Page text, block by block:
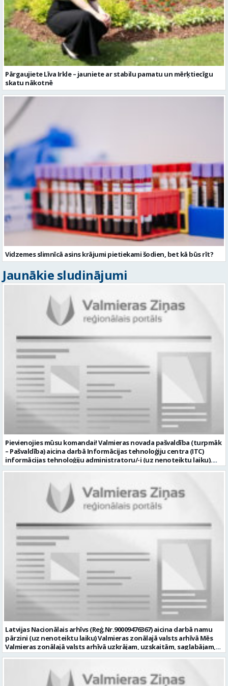
Pārgaujiete Līva Irkle – jauniete ar stabilu pamatu un mērķtiecīgu
skatu nākotnē
Vidzemes slimnīcā asins krājumi pietiekami šodien, bet kā būs rīt?
Jaunākie sludinājumi
Pievienojies mūsu komandai! Valmieras novada pašvaldība (turpmāk
– Pašvaldība) aicina darbā Informācijas tehnoloģiju centra (ITC)
informācijas tehnoloģiju administratoru/-i (uz nenoteiktu laiku).
Darba vieta: Rūjienas un Naukšēnu apvienību teritorijās Ja Tev ir
(turpmāk – IKT) saistīto problēmu pieteikumu pārvaldību un
operatīvu risināšanu; nodrošināt datortehnikas lietotāju atbalstu
un ar to saistīto problēmsituāciju risināšanu; uzstādīt, konfigurēt,
diagnosticēt un modernizēt Pašvaldības iestāžu datortehniku,
datortīklus un programmatūru, novērst kļūmes to darbībā;
kontrolēt ārējo pakalpojumu sniedzēju darbu izpildi Pašvaldības
iestādēs infrastruktūras uzturēšanā; sagatavot priekšlikumus par
IKT nomaiņu un efektīvāku izmantošanu; un ja Tev ir: vismaz vidējā
profesionālā izglītība informācijas tehnoloģiju jomā; darba
pieredze (ar informācijas tehnoloģijām saistītā jomā); izpratne par
datortehnikas un biroja tehnikas uzbūvi un problēmu risināšanas
secību; izpratne par datortīkla uzbūvi, tīkla iekārtu darbības
principiem; valsts valodas prasmes atbilstoši Valsts valodas likuma
prasībām; kompetences: ļoti labas organizatoriskās un saskarsmes
spējas, argumentācijas prasme; prasme patstāvīgi pieņemt
lēmumus; analītiskās spējas; augsta atbildības sajūta; precizitāte;
spēja strādāt individuāli un komandā; pašiniciatīva un spēja meklēt
un piedāvāt jaunus risinājumus; mēs piedāvājam: dinamisku,
interesantu un atbildīgu darbu un ideju īstenošanas iespējas uz
attīstību vērstā Pašvaldībā; pamatalgu pārbaudes laikā 1258,- EUR
pirms nodokļu nomaksas, pēc pārbaudes laika 1310,- EUR pirms
nodokļu nomaksas; iespēju saņemt atvaļinājuma pabalstu darba un
dzīves līdzsvaram par labu darba sniegumu; darba devēja
Latvijas Nacionālais arhīvs (Reģ.Nr.90009476367) aicina darbā namu
pārzini (uz nenoteiktu laiku) Valmieras zonālajā valsts arhīvā Mēs
Valmieras zonālajā valsts arhīvā uzkrājam, uzskaitām, saglabājam,
darām pieejamu un popularizējam nacionālo dokumentāro
Valkas, Smiltenes un Limbažu novadi. Aicinām savai komandai
pievienoties čaklu, rūpīgu un atbildīgu kolēģi namu pārziņa amatā,